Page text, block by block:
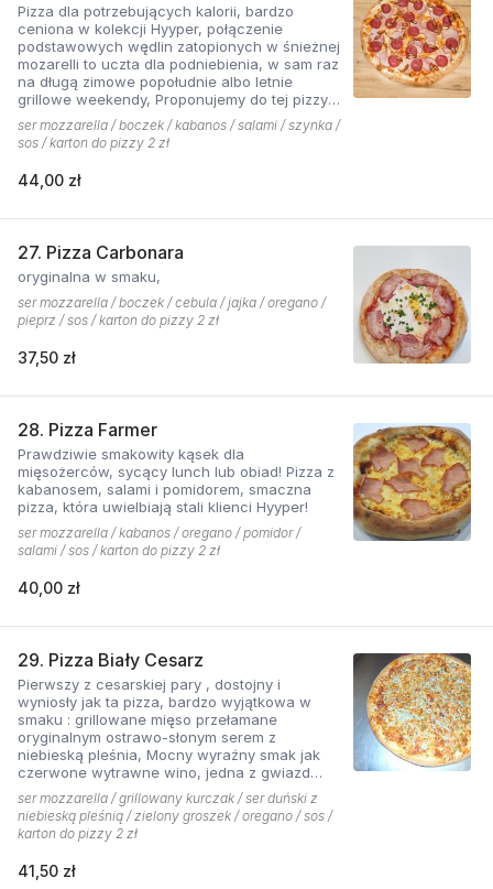
Pizza dla potrzebujących kalorii, bardzo
ceniona w kolekcji Hyyper, połączenie
podstawowych wędlin zatopionych w śnieżnej
mozarelli to uczta dla podniebienia, w sam raz
na długą zimowe popołudnie albo letnie
grillowe weekendy, Proponujemy do tej pizzy
sos pomidorowy pikantny z dodatkiem cebuli.
ser mozzarella / boczek / kabanos / salami / szynka /
sos / karton do pizzy 2 zł
44,00 zł
27. Pizza Carbonara
oryginalna w smaku,
ser mozzarella / boczek / cebula / jajka / oregano /
pieprz / sos / karton do pizzy 2 zł
37,50 zł
28. Pizza Farmer
Prawdziwie smakowity kąsek dla
mięsożerców, sycący lunch lub obiad! Pizza z
kabanosem, salami i pomidorem, smaczna
pizza, która uwielbiają stali klienci Hyyper!
ser mozzarella / kabanos / oregano / pomidor /
salami / sos / karton do pizzy 2 zł
40,00 zł
29. Pizza Biały Cesarz
Pierwszy z cesarskiej pary , dostojny i
wyniosły jak ta pizza, bardzo wyjątkowa w
smaku : grillowane mięso przełamane
oryginalnym ostrawo-słonym serem z
niebieską pleśnia, Mocny wyraźny smak jak
czerwone wytrawne wino, jedna z gwiazd
kolekcji pizzerii Hyyper.
ser mozzarella / grillowany kurczak / ser duński z
niebieską pleśnią / zielony groszek / oregano / sos /
karton do pizzy 2 zł
41,50 zł